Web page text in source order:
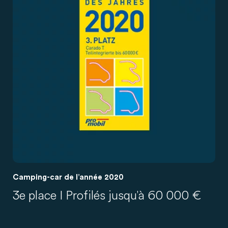
Camping-car de l’année 2020
3e place I Profilés jusqu'à 60 000 €